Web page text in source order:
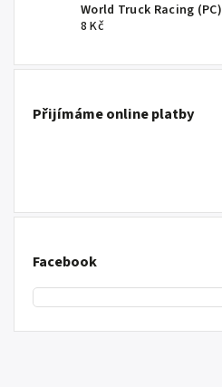
World Truck Racing (PC)
8 Kč
Přijímáme online platby
Facebook